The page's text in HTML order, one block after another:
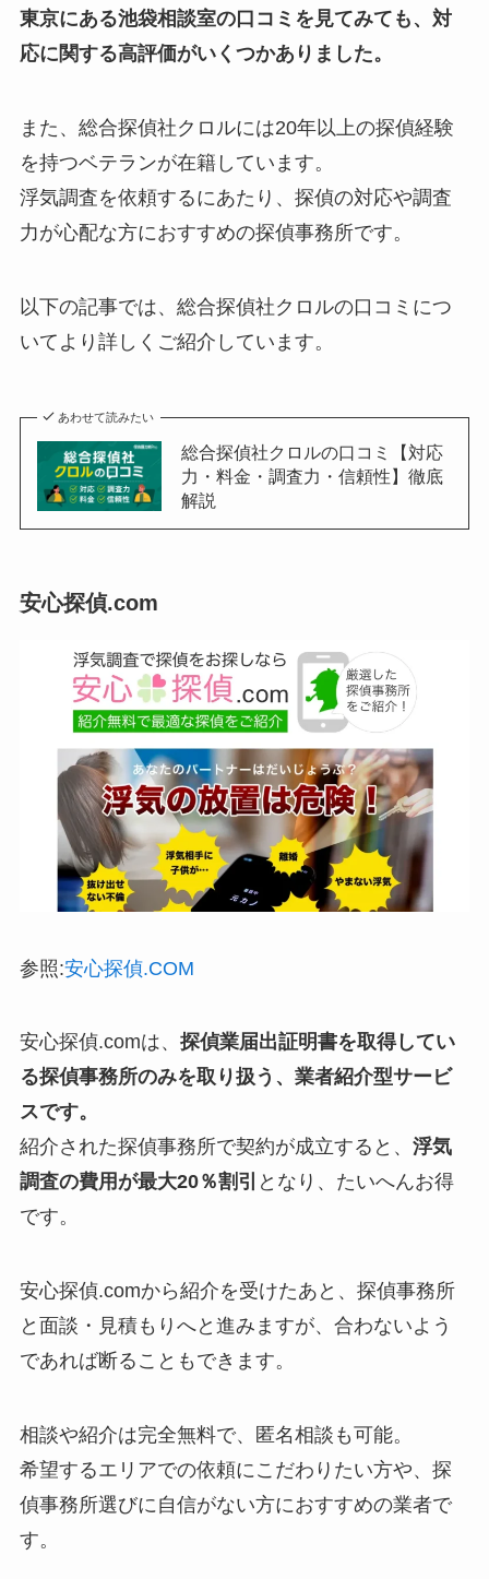
東京にある池袋相談室の口コミを見てみても、対
応に関する高評価がいくつかありました。
また、総合探偵社クロルには20年以上の探偵経験
を持つベテランが在籍しています。
浮気調査を依頼するにあたり、探偵の対応や調査
力が心配な方におすすめの探偵事務所です。
以下の記事では、総合探偵社クロルの口コミにつ
いてより詳しくご紹介しています。
あわせて読みたい
総合探偵社クロルの口コミ【対応
力・料金・調査力・信頼性】徹底
解説
安心探偵.com
参照:安心探偵.COM
安心探偵.comは、 探偵業届出証明書を取得してい
る探偵事務所のみを取り扱う、業者紹介型サービ
スです。
紹介された探偵事務所で契約が成立すると、 浮気
調査の費用が最大20％割引 となり、たいへんお得
です。
安心探偵.comから紹介を受けたあと、探偵事務所
と面談・見積もりへと進みますが、合わないよう
であれば断ることもできます。
相談や紹介は完全無料で、匿名相談も可能。
希望するエリアでの依頼にこだわりたい方や、探
偵事務所選びに自信がない方におすすめの業者で
す。